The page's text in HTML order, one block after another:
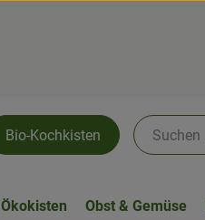
Bio-Kochkisten
Ökokisten Obst & Gemüse